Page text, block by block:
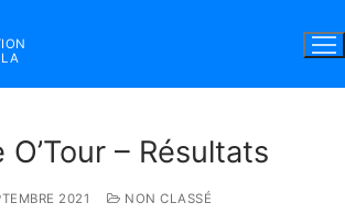
LA
– Résultats
2021
NON CLASSÉ